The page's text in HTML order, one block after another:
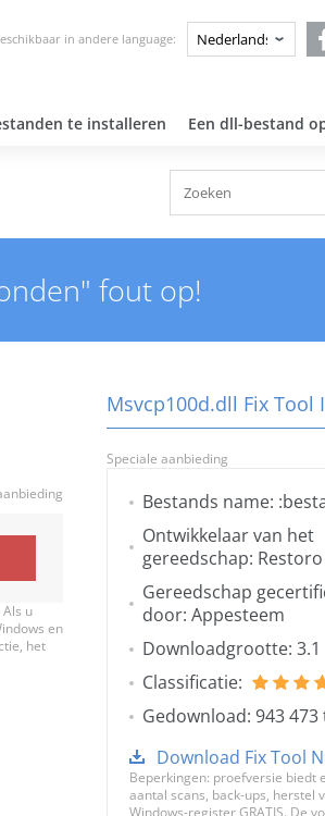
in andere language:
te installeren Een dll-bestand
fout op!
u
en
het
Msvcp100d.dll Fix Tool
Speciale aanbieding
Bestands name:
Ontwikkelaar van het
gereedschap: Restoro
Gereedschap
door: Appesteem
Downloadgrootte: 3.1
Classificatie:
Gedownload: 943
Download Fix Tool
Beperkingen: proefversie biedt
aantal scans, back-ups, herstel
Windows-register GRATIS. De